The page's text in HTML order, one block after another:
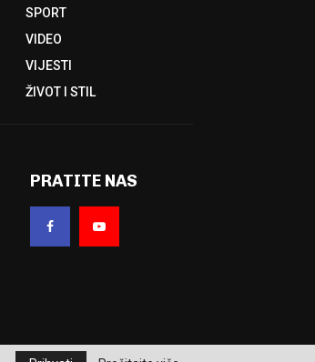
SPORT
VIDEO
VIJESTI
ŽIVOT I STIL
PRATITE NAS